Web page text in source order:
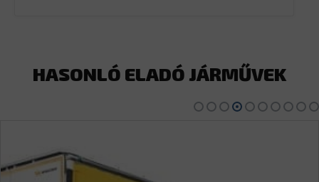
HASONLÓ ELADÓ JÁRMŰVEK